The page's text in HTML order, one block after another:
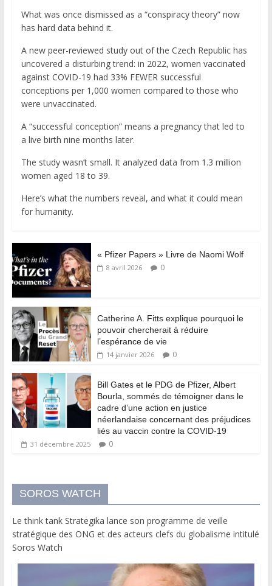
What was once dismissed as a “conspiracy theory” now
has hard data behind it.
A new peer-reviewed study out of the Czech Republic has
uncovered a disturbing trend: in 2022, women vaccinated
against COVID-19 had 33% FEWER successful
conceptions per 1,000 women compared to those who
were unvaccinated.
A “successful conception” means a pregnancy that led to
a live birth nine months later.
The study wasn’t small. It analyzed data from 1.3 million
women aged 18 to 39.
Here’s what the numbers reveal, and what it could mean
for humanity.
« Pfizer Papers » Livre de Naomi Wolf
8 avril 2026 0
Catherine A. Fitts explique pourquoi le
pouvoir chercherait à réduire
l’espérance de vie
14 janvier 2026 0
Bill Gates et le PDG de Pfizer, Albert
Bourla, sommés de témoigner dans le
cadre d’une action en justice
néerlandaise concernant des préjudices
liés au vaccin contre la COVID-19
31 décembre 2025 0
SOROS WATCH
Le think tank Strategika lance son programme de veille
stratégique des ONG et des acteurs clefs du globalisme intitulé
Soros Watch